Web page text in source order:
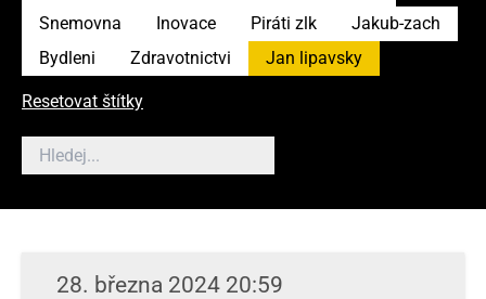
Snemovna
Inovace Piráti zlk
Jakub-zach
Bydleni
Zdravotnictvi Jan lipavsky
Resetovat štítky
28. března 2024 20:59